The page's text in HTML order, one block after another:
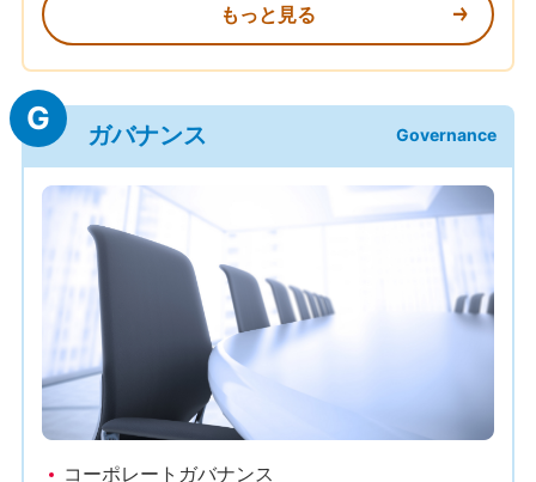
もっと見る
G ガバナンス Governance
コーポレートガバナンス